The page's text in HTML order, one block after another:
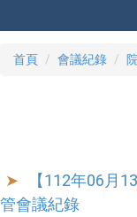
首頁 會議紀錄
【112年06月
管會議紀錄